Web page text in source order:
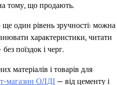
тому, що продають.
один рівень зручності: можна
характеристики, читати
поїздок і черг.
матеріалів і товарів для
магазин ОЛДІ — від цементу і